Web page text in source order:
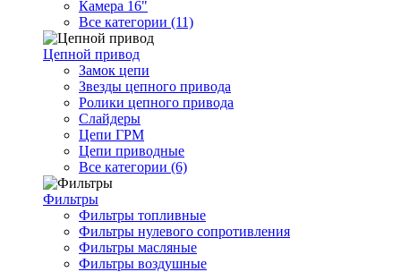
Камера 16"
Все категории (11)
Цепной привод
Замок цепи
Звезды цепного привода
Ролики цепного привода
Слайдеры
Цепи ГРМ
Цепи приводные
Все категории (6)
Фильтры
Фильтры топливные
Фильтры нулевого сопротивления
Фильтры масляные
Фильтры воздушные